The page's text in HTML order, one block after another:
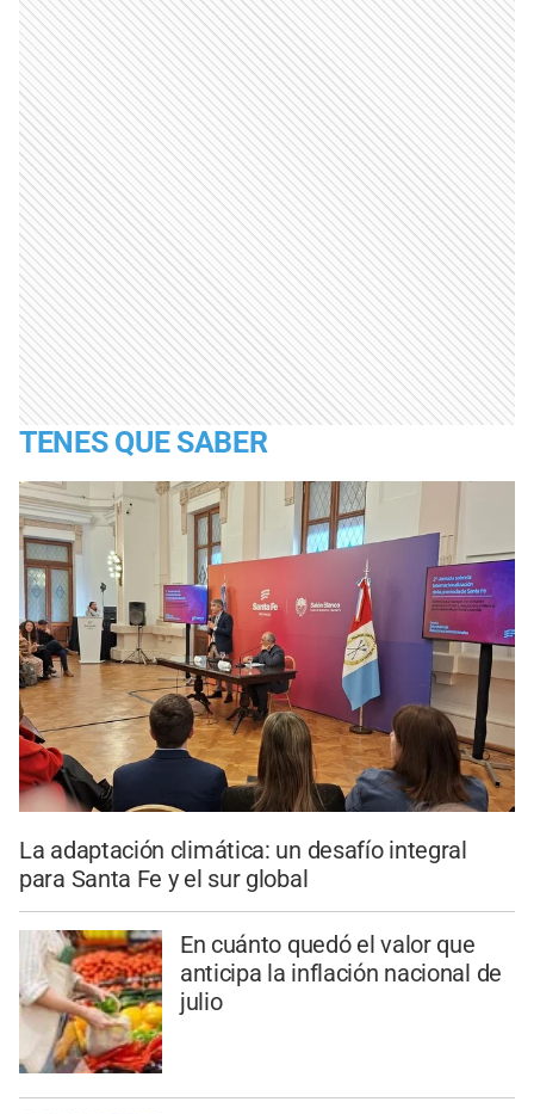
TENES QUE SABER
La adaptación climática: un desafío integral
para Santa Fe y el sur global
En cuánto quedó el valor que
anticipa la inflación nacional de
julio